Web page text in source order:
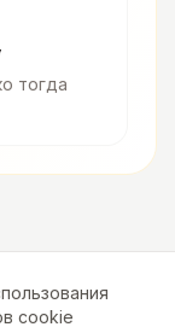
тогда
cookie